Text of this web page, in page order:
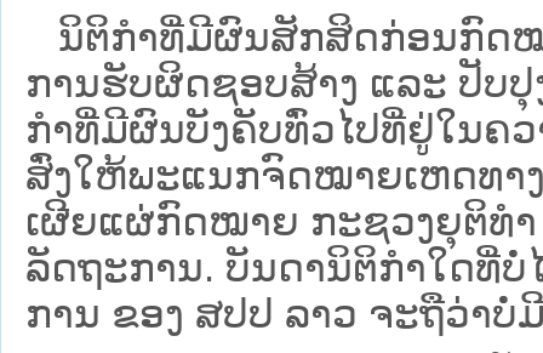
ນິ​ຕິ​ກຳ​ທີ່​ມີ​ຜົນ​ສັກ​ສິດ​ກ່ອນ​ກົດ​ໝ
ການ​ຮັບ​ຜິດ​ຊອບ​ສ້າງ ແລະ ປັບ​
ກໍາທີ່ມີຜົນບັງຄັບທົ່ວໄປທີ່ຢູ່ໃນຄ
ສົ່ງໃຫ້​ພະແນກຈົດ​ໝາຍ​ເຫດ​ທາ
ເຜີຍແຜ່ກົດໝາຍ ກະຊວງຍຸຕິທໍ
ລັດຖະການ. ບັນ​ດາ​ນິ​ຕິ​ກຳ​ໃດ​ທີ່
ການ ຂອງ ສປ​ປ ລາວ ​ຈະຖື​ວ່າ